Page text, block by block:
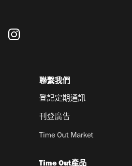
聯繫我們
登記定期通訊
刊登廣告
Time Out Market
Time Out產品